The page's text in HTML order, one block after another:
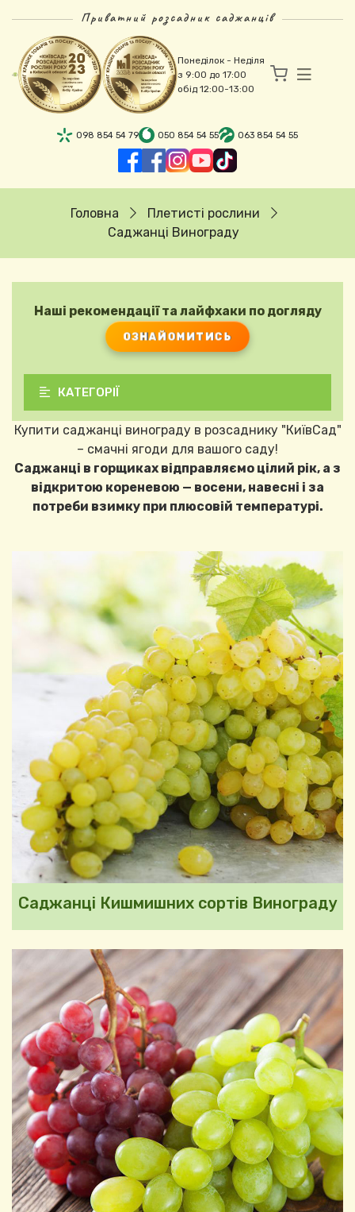
Приватний розсадник саджанців
Понеділок - Неділя
з 9:00 до 17:00
обід 12:00-13:00
098 854 54 79 050 854 54 55 063 854 54 55
Рядок навіґації
Головна
Плетисті рослини
Саджанці Винограду
Наші рекомендації та лайфхаки по догляду
ОЗНАЙОМИТИСЬ
КАТЕГОРІЇ
Купити саджанці винограду в розсаднику "КиївСад"
– смачні ягоди для вашого саду!
Саджанці в горщиках відправляємо цілий рік, а з
відкритою кореневою — восени, навесні і за
потреби взимку при плюсовій температурі.
Саджанці Кишмишних сортів Винограду